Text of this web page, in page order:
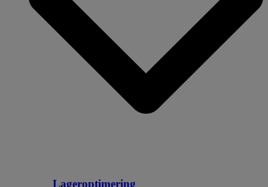
Lageroptimering